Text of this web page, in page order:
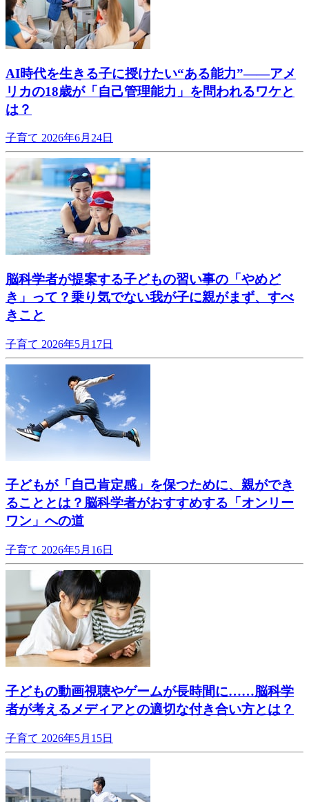
AI時代を生きる子に授けたい“ある能力”——アメ
リカの18歳が「自己管理能力」を問われるワケと
は？
子育て 2026年6月24日
脳科学者が提案する子どもの習い事の「やめど
き」って？乗り気でない我が子に親がまず、すべ
きこと
子育て 2026年5月17日
子どもが「自己肯定感」を保つために、親ができ
ることとは？脳科学者がおすすめする「オンリー
ワン」への道
子育て 2026年5月16日
子どもの動画視聴やゲームが長時間に……脳科学
者が考えるメディアとの適切な付き合い方とは？
子育て 2026年5月15日